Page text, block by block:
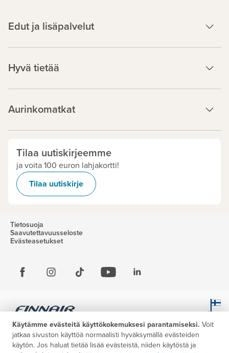
Edut ja lisäpalvelut
Hyvä tietää
Aurinkomatkat
Tilaa uutiskirjeemme
ja voita 100 euron lahjakortti!
Tilaa uutiskirje
Tietosuoja
Saavutettavuusseloste
Evästeasetukset
Käytämme evästeitä käyttökokemuksesi parantamiseksi. Voit
jatkaa sivuston käyttöä normaalisti hyväksymällä evästeiden
käytön. Jos haluat tietää lisää evästeistä, niiden käytöstä ja